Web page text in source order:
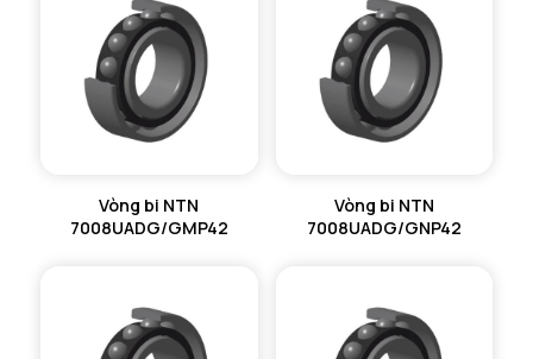
Vòng bi NTN
7008UADG/GMP42
Vòng bi NTN
7008UADG/GNP42